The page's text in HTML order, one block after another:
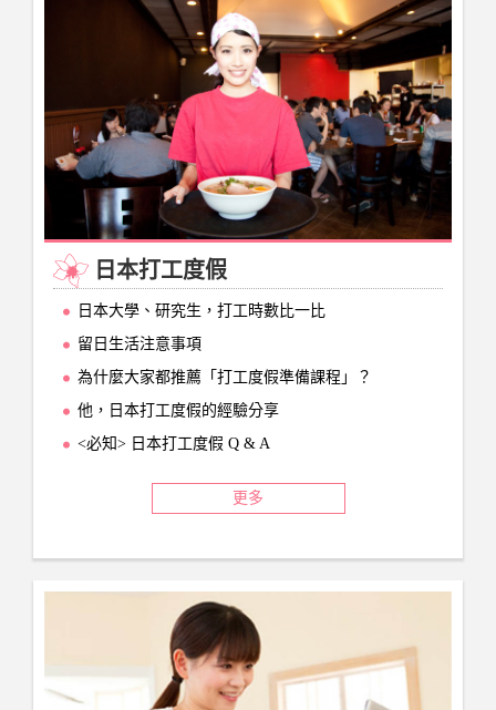
日本打工度假
日本大學、研究生，打工時數比一比
留日生活注意事項
為什麼大家都推薦「打工度假準備課程」？
他，日本打工度假的經驗分享
<必知> 日本打工度假 Q & A
更多